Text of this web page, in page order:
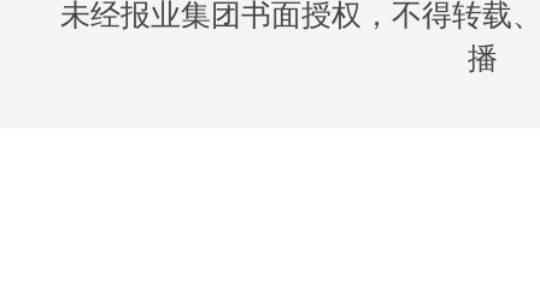
未经报业集团书面授权，不得转载
播